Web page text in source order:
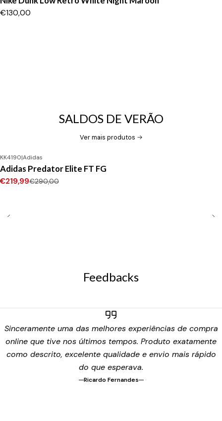
€130,00
SALDOS DE VERÃO
Ver mais produtos
-24%DESCONTO
Novo
KK4190|Adidas
Adidas Predator Elite FT FG
€219,99€290,00
Feedbacks
Sinceramente uma das melhores experiências de compra
online que tive nos últimos tempos. Produto exatamente
como descrito, excelente qualidade e envio mais rápido
do que esperava.
Ricardo Fernandes